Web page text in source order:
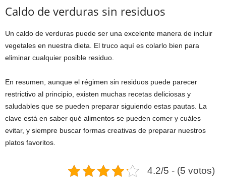
Caldo de verduras sin residuos
Un caldo de verduras puede ser una excelente manera de incluir
vegetales en nuestra dieta. El truco aquí es colarlo bien para
eliminar cualquier posible residuo.
En resumen, aunque el régimen sin residuos puede parecer
restrictivo al principio, existen muchas recetas deliciosas y
saludables que se pueden preparar siguiendo estas pautas. La
clave está en saber qué alimentos se pueden comer y cuáles
evitar, y siempre buscar formas creativas de preparar nuestros
platos favoritos.
4.2/5 - (5 votos)